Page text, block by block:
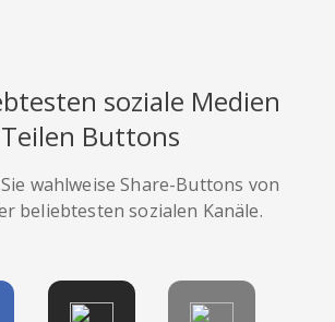
soziale Medien
Teilen Buttons
wahlweise Share-Buttons von
beliebtesten sozialen Kanäle.